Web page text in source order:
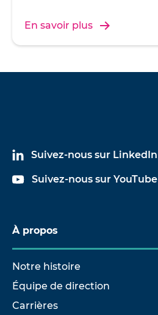
En savoir plus
Suivez-nous sur LinkedIn
Suivez-nous sur YouTube
À propos
Notre histoire
Équipe de direction
Carrières